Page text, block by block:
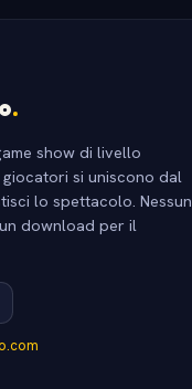
.
show di livello
si uniscono dal
lo spettacolo. Nessun
download per il